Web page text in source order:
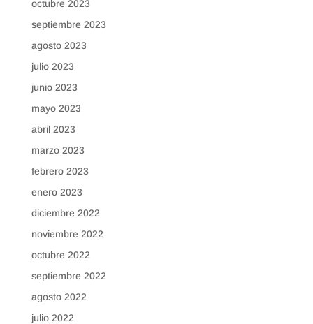
octubre 2023
septiembre 2023
agosto 2023
julio 2023
junio 2023
mayo 2023
abril 2023
marzo 2023
febrero 2023
enero 2023
diciembre 2022
noviembre 2022
octubre 2022
septiembre 2022
agosto 2022
julio 2022